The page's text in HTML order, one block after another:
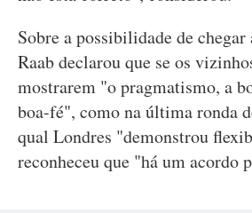
Sobre a possibilidade de chegar
Raab declarou que se os
mostrarem "o pragmatismo, a
boa-fé", como na última ronda
qual Londres "demonstrou
reconheceu que "há um acordo